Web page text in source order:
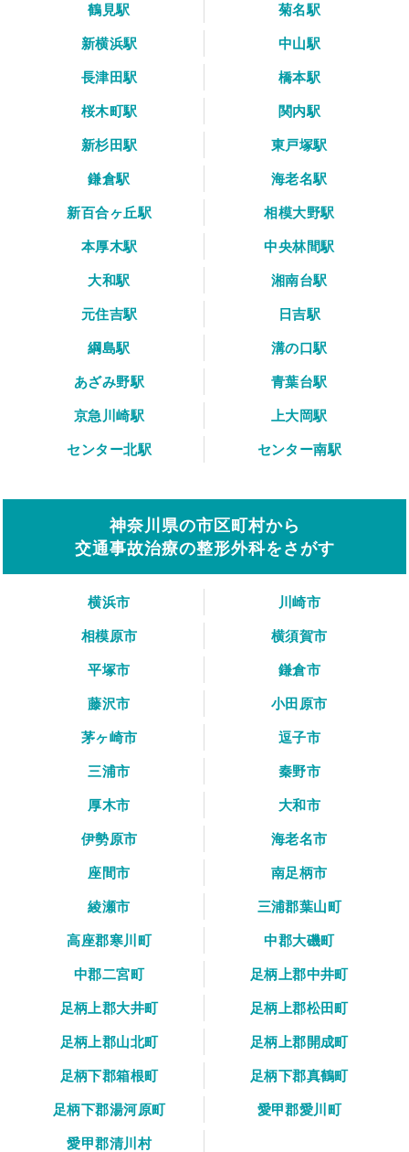
鶴見駅
菊名駅
新横浜駅
中山駅
長津田駅
橋本駅
桜木町駅
関内駅
新杉田駅
東戸塚駅
鎌倉駅
海老名駅
新百合ヶ丘駅
相模大野駅
本厚木駅
中央林間駅
大和駅
湘南台駅
元住吉駅
日吉駅
綱島駅
溝の口駅
あざみ野駅
青葉台駅
京急川崎駅
上大岡駅
センター北駅
センター南駅
神奈川県の市区町村から
交通事故治療の整形外科をさがす
横浜市
川崎市
相模原市
横須賀市
平塚市
鎌倉市
藤沢市
小田原市
茅ヶ崎市
逗子市
三浦市
秦野市
厚木市
大和市
伊勢原市
海老名市
座間市
南足柄市
綾瀬市
三浦郡葉山町
高座郡寒川町
中郡大磯町
中郡二宮町
足柄上郡中井町
足柄上郡大井町
足柄上郡松田町
足柄上郡山北町
足柄上郡開成町
足柄下郡箱根町
足柄下郡真鶴町
足柄下郡湯河原町
愛甲郡愛川町
愛甲郡清川村